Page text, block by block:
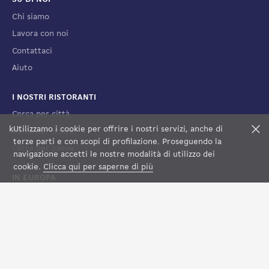
kUtilizzamo i cookie per offrire i nostri servizi, anche di
terze parti e con scopi di profilazione. Proseguendo la
navigazione accetti le nostre modalità di utilizzo dei
cookie. Clicca qui per saperne di più
Chi siamo
Lavora con noi
Contattaci
Aiuto
I NOSTRI RISTORANTI
Cerca per città
Cerca per nome
Cerca per paese